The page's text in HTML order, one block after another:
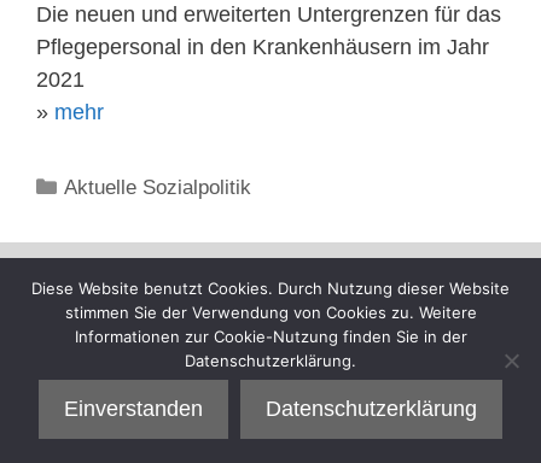
Die neuen und erweiterten Untergrenzen für das
Pflegepersonal in den Krankenhäusern im Jahr
2021
» mehr
Kategorien
Aktuelle Sozialpolitik
Diese Website benutzt Cookies. Durch Nutzung dieser Website
stimmen Sie der Verwendung von Cookies zu. Weitere
Informationen zur Cookie-Nutzung finden Sie in der
Datenschutzerklärung.
Einverstanden Datenschutzerklärung